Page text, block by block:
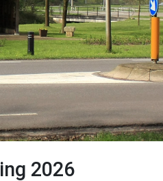
2026